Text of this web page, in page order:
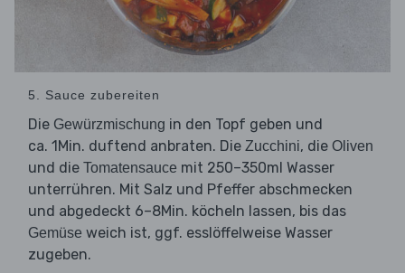
5. Sauce zubereiten
Die Gewürzmischung in den Topf geben und
ca. 1Min. duftend anbraten. Die Zucchini, die Oliven
und die Tomatensauce mit 250–350ml Wasser
unterrühren. Mit Salz und Pfeffer abschmecken
und abgedeckt 6–8Min. köcheln lassen, bis das
Gemüse weich ist, ggf. esslöffelweise Wasser
zugeben.